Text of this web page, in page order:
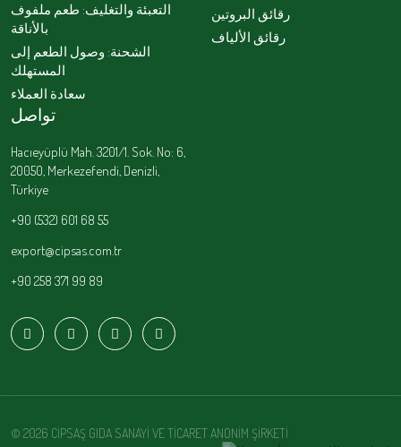
التعبئة والتغليف: طعم ملفوف
بالأناقة
الشحنة: وصول الطعم إلى
المستهلك
سعادة العملاء
رقائق البروتين
رقائق الألياف
تواصل
Hacıeyüplü Mah. 3201/1. Sok. No: 6,
20050, Merkezefendi, Denizli,
Türkiye
+90 (532) 601 68 55
export@cipsas.com.tr
+90 258 371 99 89
© 2026 CİPSAŞ GIDA SANAYİ VE TİCARET ANONİM ŞİRKETİ